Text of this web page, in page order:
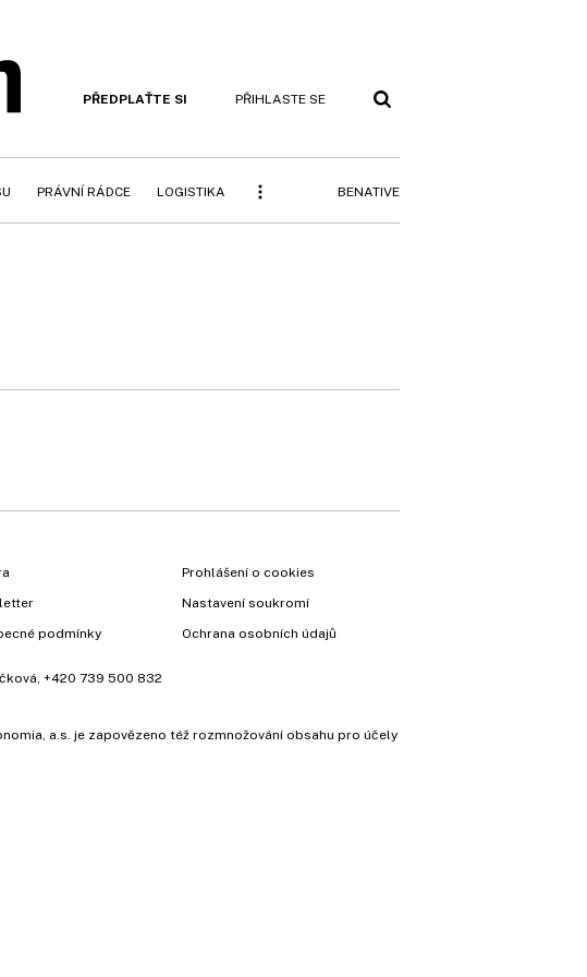
PŘEDPLAŤTE SI PŘIHLASTE SE
PRÁVNÍ RÁDCE LOGISTIKA BENATIVE
podmínky
Prohlášení o cookies
Nastavení soukromí
Ochrana osobních údajů
+420 739 500 832
a.s. je zapovězeno též rozmnožování obsahu pro účely